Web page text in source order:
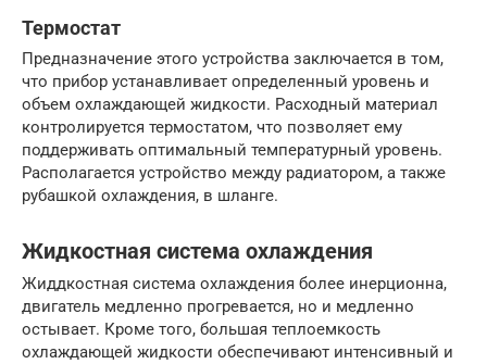
Термостат
Предназначение этого устройства заключается в том,
что прибор устанавливает определенный уровень и
объем охлаждающей жидкости. Расходный материал
контролируется термостатом, что позволяет ему
поддерживать оптимальный температурный уровень.
Располагается устройство между радиатором, а также
рубашкой охлаждения, в шланге.
Жидкостная система охлаждения
Жиддкостная система охлаждения более инерционна,
двигатель медленно прогревается, но и медленно
остывает. Кроме того, большая теплоемкость
охлаждающей жидкости обеспечивают интенсивный и